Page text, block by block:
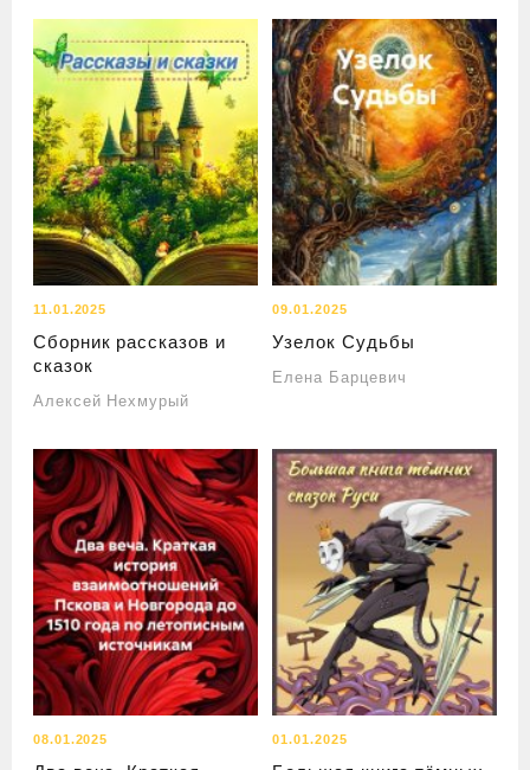
11.01.2025
Сборник рассказов и
сказок
Алексей Нехмурый
09.01.2025
Узелок Судьбы
Елена Барцевич
08.01.2025 01.01.2025